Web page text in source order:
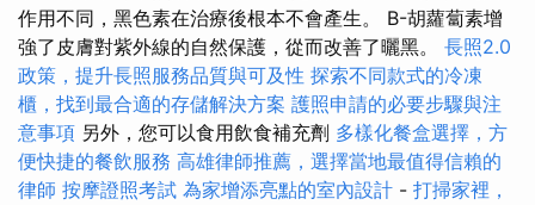
作用不同，黑色素在治療後根本不會產生。 Β-胡蘿蔔素增
強了皮膚對紫外線的自然保護，從而改善了曬黑。 長照2.0
政策，提升長照服務品質與可及性 探索不同款式的冷凍
櫃，找到最合適的存儲解決方案 護照申請的必要步驟與注
意事項 另外，您可以食用飲食補充劑 多樣化餐盒選擇，方
便快捷的餐飲服務 高雄律師推薦，選擇當地最值得信賴的
律師 按摩證照考試 為家增添亮點的室內設計 - 打掃家裡，